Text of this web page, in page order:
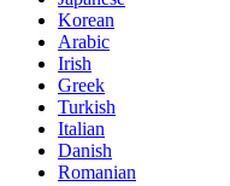
Korean
Arabic
Irish
Greek
Turkish
Italian
Danish
Romanian